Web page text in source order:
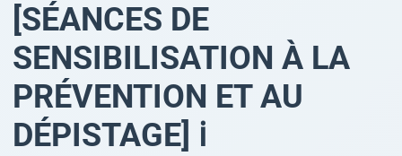
[SÉANCES DE
SENSIBILISATION À LA
PRÉVENTION ET AU
DÉPISTAGE] ℹ️